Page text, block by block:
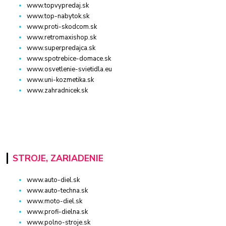
www.topvypredaj.sk
www.top-nabytok.sk
www.proti-skodcom.sk
www.retromaxishop.sk
www.superpredajca.sk
www.spotrebice-domace.sk
www.osvetlenie-svietidla.eu
www.uni-kozmetika.sk
www.zahradnicek.sk
STROJE, ZARIADENIE
www.auto-diel.sk
www.auto-techna.sk
www.moto-diel.sk
www.profi-dielna.sk
www.polno-stroje.sk